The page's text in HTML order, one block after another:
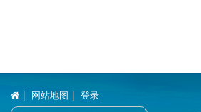
网站地图 登录